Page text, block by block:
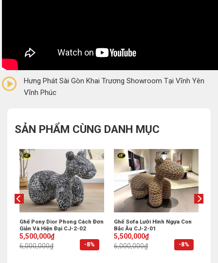
(0 Reviews)
Hưng Phát Sài Gòn Khai Trương Showroom Tại Vĩnh Yên
Vĩnh Phúc
SẢN PHẨM CÙNG DANH MỤC
-8%
Ghế Pony Dior Phong Cách Đơn
Giản Và Hiện Đại CJ-2-02
6,000,000₫
Original
price
was:
5,500,000₫
Current
price
is:
-8%
Ghế Sofa Lười Hình Ngựa Con
Bắc Âu CJ-2-01
6,000,000₫
Original
price
was:
5,500,000₫
Current
price
is: